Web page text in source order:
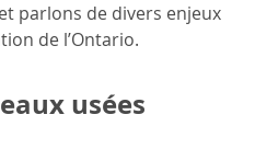
parlons de divers enjeux
de l’Ontario.
usées